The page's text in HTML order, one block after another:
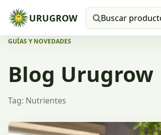
URUGROW Buscar productos
GUÍAS Y NOVEDADES
Blog Urugrow
Tag: Nutrientes